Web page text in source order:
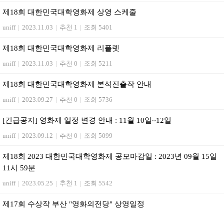
제18회 대한민국대학영화제 상영 스케줄
uniff | 2023.11.03 | 추천 1 | 조회 5401
제18회 대한민국대학영화제 리플렛
uniff | 2023.11.03 | 추천 0 | 조회 5211
제18회 대한민국대학영화제 본석진출작 안내
uniff | 2023.09.27 | 추천 0 | 조회 5736
[긴급공지] 영화제 일정 변경 안내 : 11월 10일~12일
uniff | 2023.09.12 | 추천 0 | 조회 5099
제18회 2023 대한민국대학영화제 공모마감일 : 2023년 09월 15일
11시 59분
uniff | 2023.05.25 | 추천 1 | 조회 5542
제17회 수상작 부산 "영화의전당" 상영일정